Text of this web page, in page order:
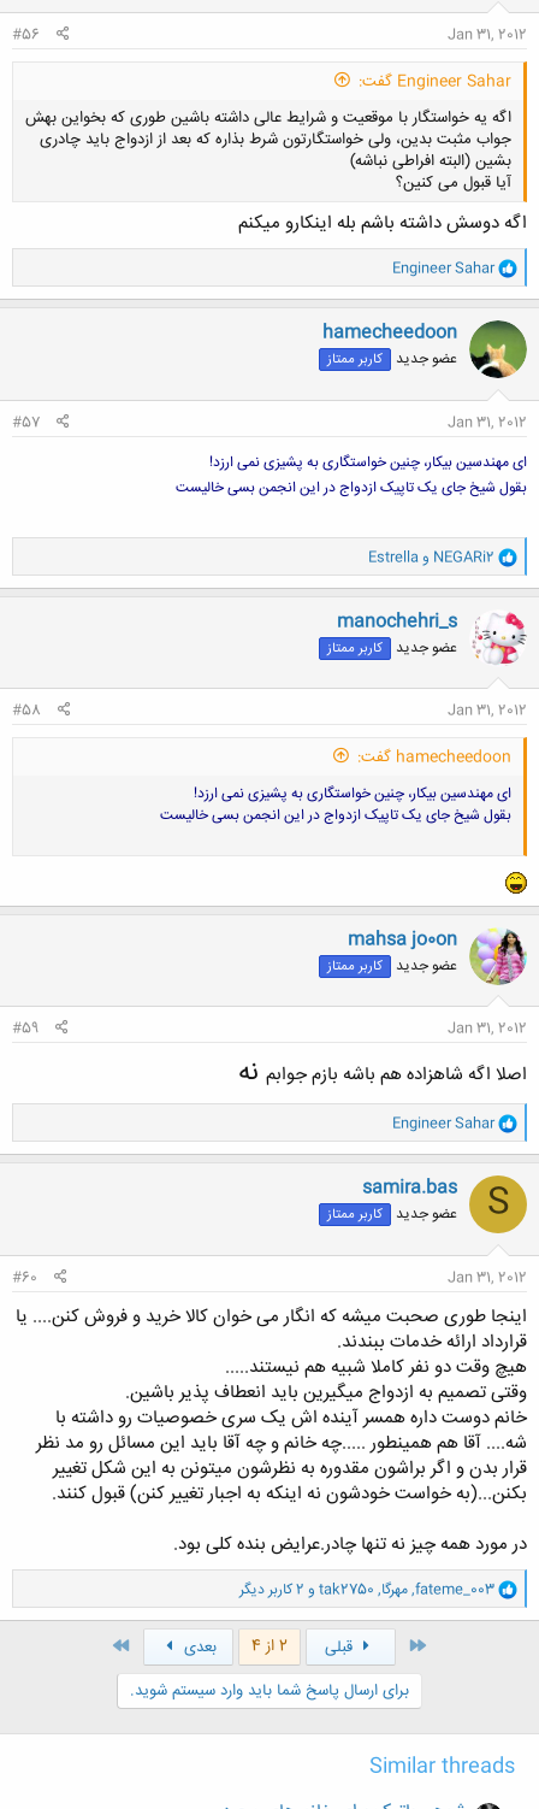
Jan 31, 2012
#56
Engineer Sahar گفت:
اگه یه خواستگار با موقعیت و شرایط عالی داشته باشین طوری که بخواین بهش
جواب مثبت بدین، ولی خواستگارتون شرط بذاره که بعد از ازدواج باید چادری
بشین (البته افراطی نباشه)
آیا قبول می کنین؟
اگه دوسش داشته باشم بله اینکارو میکنم
و
ا
ک
ن
ش
ه
ا
Engineer Sahar
hamecheedoon
عضو جدید کاربر ممتاز
Jan 31, 2012
#57
ای مهندسین بیکار، چنین خواستگاری به پشیزی نمی ارزد!
بقول شیخ جای یک تاپیک ازدواج در این انجمن بسی خالیست
و
ا
ک
ن
ش
ه
ا
NEGARi2 و Estrella
manochehri_s
عضو جدید کاربر ممتاز
Jan 31, 2012
#58
hamecheedoon گفت:
ای مهندسین بیکار، چنین خواستگاری به پشیزی نمی ارزد!
بقول شیخ جای یک تاپیک ازدواج در این انجمن بسی خالیست
mahsa jo0on
عضو جدید کاربر ممتاز
Jan 31, 2012
#59
اصلا اگه شاهزاده هم باشه بازم جوابم نه
و
ا
ک
ن
ش
ه
ا
Engineer Sahar
S
samira.bas
عضو جدید کاربر ممتاز
Jan 31, 2012
#60
اینجا طوری صحبت میشه که انگار می خوان کالا خرید و فروش کنن.... یا
قرارداد ارائه خدمات ببندند.
هیچ وقت دو نفر کاملا شبیه هم نیستند.....
وقتی تصمیم به ازدواج میگیرین باید انعطاف پذیر باشین.
خانم دوست داره همسر آینده اش یک سری خصوصیات رو داشته با
شه.... آقا هم همینطور .....چه خانم و چه آقا باید این مسائل رو مد نظر
قرار بدن و اگر براشون مقدوره به نظرشون میتونن به این شکل تغییر
بکنن...(به خواست خودشون نه اینکه به اجبار تغییر کنن) قبول کنند.
در مورد همه چیز نه تنها چادر.عرایض بنده کلی بود.
و
ا
ک
fateme_003
,مهرگا,
tak2750 و 2 کاربر دیگر
قبلی 2 از 4 بعدی
برای ارسال پاسخ شما باید وارد سیستم شوید.
Similar threads